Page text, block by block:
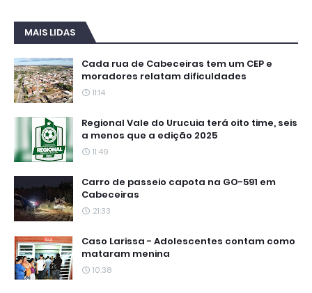
MAIS LIDAS
Cada rua de Cabeceiras tem um CEP e
moradores relatam dificuldades
11:14
Regional Vale do Urucuia terá oito time, seis
a menos que a edição 2025
11:49
Carro de passeio capota na GO-591 em
Cabeceiras
21:33
Caso Larissa - Adolescentes contam como
mataram menina
10:38